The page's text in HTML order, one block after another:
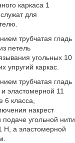
каркаса 1
для
трубчатая гладь
петель
угольных 10
упругий каркас.
трубчатая гладь
эластомерной 11
класса,
накрест
угольной нити
Н, а эластомерной